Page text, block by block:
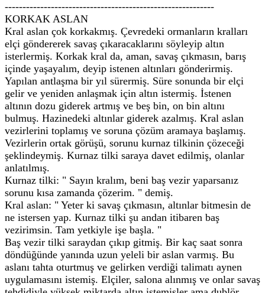
-----------------------------------------------------------
KORKAK ASLAN
Kral aslan çok korkakmış. Çevredeki ormanların kralları
elçi göndererek savaş çıkaracaklarını söyleyip altın
isterlermiş. Korkak kral da, aman, savaş çıkmasın, barış
içinde yaşayalım, deyip istenen altınları gönderirmiş.
Yapılan antlaşma bir yıl sürermiş. Süre sonunda bir elçi
gelir ve yeniden anlaşmak için altın istermiş. İstenen
altının dozu giderek artmış ve beş bin, on bin altını
bulmuş. Hazinedeki altınlar giderek azalmış. Kral aslan
vezirlerini toplamış ve soruna çözüm aramaya başlamış.
Vezirlerin ortak görüşü, sorunu kurnaz tilkinin çözeceği
şeklindeymiş. Kurnaz tilki saraya davet edilmiş, olanlar
anlatılmış.
Kurnaz tilki: " Sayın kralım, beni baş vezir yaparsanız
sorunu kısa zamanda çözerim. " demiş.
Kral aslan: " Yeter ki savaş çıkmasın, altınlar bitmesin de
ne istersen yap. Kurnaz tilki şu andan itibaren baş
vezirimsin. Tam yetkiyle işe başla. "
Baş vezir tilki saraydan çıkıp gitmiş. Bir kaç saat sonra
döndüğünde yanında uzun yeleli bir aslan varmış. Bu
aslanı tahta oturtmuş ve gelirken verdiği talimatı aynen
uygulamasını istemiş. Elçiler, salona alınmış ve onlar savaş